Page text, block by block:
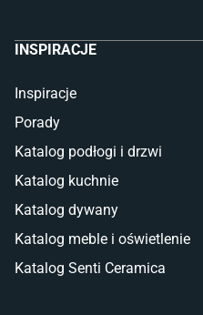
INSPIRACJE
Inspiracje
Porady
Katalog podłogi i drzwi
Katalog kuchnie
Katalog dywany
Katalog meble i oświetlenie
Katalog Senti Ceramica